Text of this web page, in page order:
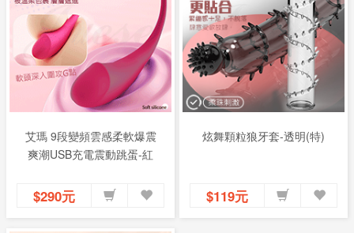
艾瑪 9段變頻雲感柔軟爆震
爽潮USB充電震動跳蛋-紅
$290元
炫舞顆粒狼牙套-透明(特)
$119元